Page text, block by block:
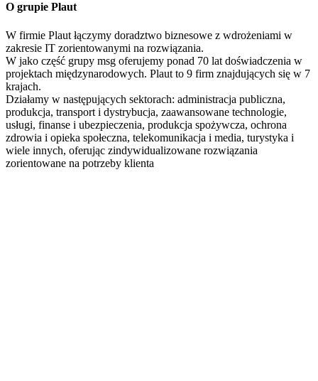
O grupie Plaut
W firmie Plaut łączymy doradztwo biznesowe z wdrożeniami w
zakresie IT zorientowanymi na rozwiązania.
W jako część grupy msg oferujemy ponad 70 lat doświadczenia w
projektach międzynarodowych. Plaut to 9 firm znajdujących się w 7
krajach.
Działamy w następujących sektorach: administracja publiczna,
produkcja, transport i dystrybucja, zaawansowane technologie,
usługi, finanse i ubezpieczenia, produkcja spożywcza, ochrona
zdrowia i opieka społeczna, telekomunikacja i media, turystyka i
wiele innych, oferując zindywidualizowane rozwiązania
zorientowane na potrzeby klienta